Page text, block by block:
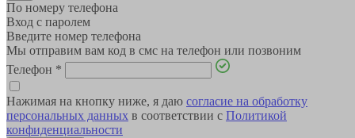
По номеру телефона
Вход с паролем
Введите номер телефона
Мы отправим вам код в смс на телефон или позвоним
Телефон *
Нажимая на кнопку ниже, я даю согласие на обработку
персональных данных в соответствии с Политикой
конфиденциальности